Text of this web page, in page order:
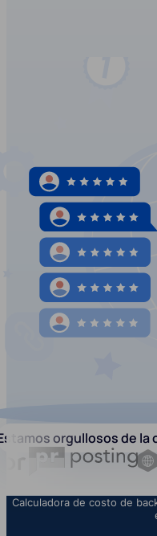
orgullosos de
Calculadora de costo de